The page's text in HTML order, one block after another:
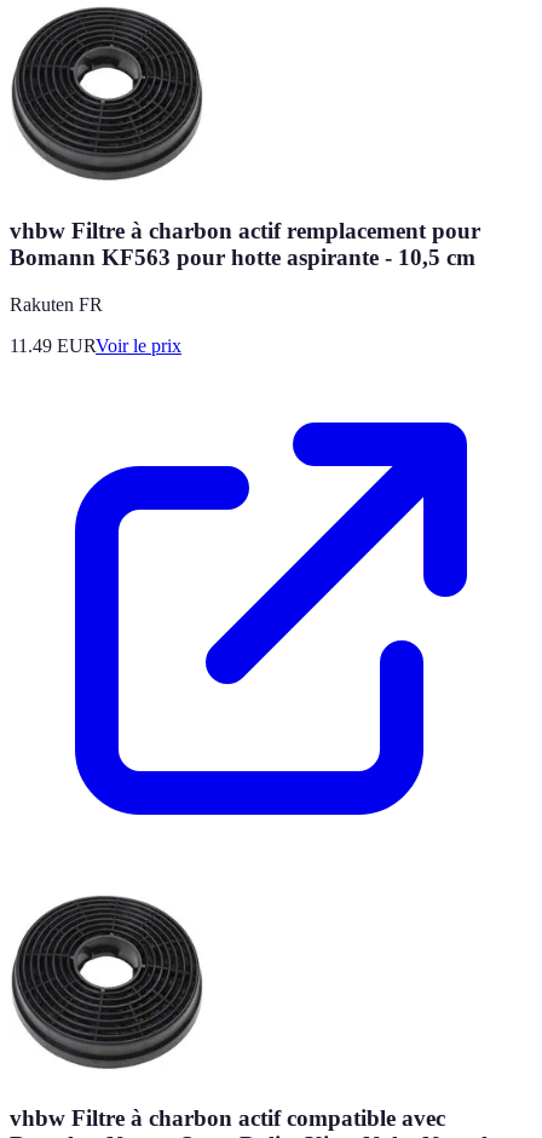
vhbw Filtre à charbon actif remplacement pour
Bomann KF563 pour hotte aspirante - 10,5 cm
Rakuten FR
11.49 EURVoir le prix
vhbw Filtre à charbon actif compatible avec